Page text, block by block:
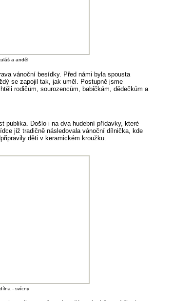
a anděl
vánoční besídky. Před námi byla spousta
se zapojil tak, jak uměl. Postupně jsme
rodičům, sourozencům, babičkám, dědečkům a
publika. Došlo i na dva hudební přídavky, které
již tradičně následovala vánoční dílnička, kde
děti v keramickém kroužku.
- svícny